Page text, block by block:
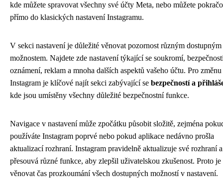
kde můžete spravovat všechny své účty Meta, nebo můžete
přímo do klasických nastavení Instagramu.
V sekci nastavení je důležité věnovat pozornost různým dostupným
možnostem. Najdete zde nastavení týkající se soukromí,
oznámení, reklam a mnoha dalších aspektů vašeho účtu. Pro změnu
Instagram je klíčové najít sekci zabývající se bezpečností a
kde jsou umístěny všechny důležité bezpečnostní funkce.
Navigace v nastavení může zpočátku působit složitě, zejména
používáte Instagram poprvé nebo pokud aplikace nedávno prošla
aktualizací rozhraní. Instagram pravidelně aktualizuje své rozhraní a
přesouvá různé funkce, aby zlepšil uživatelskou zkušenost. Proto je
věnovat čas prozkoumání všech dostupných možností v nastavení.